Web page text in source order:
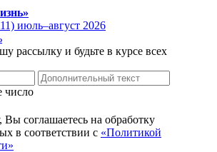
июль–август 2026
рассылку и будьте в курсе всех
число
соглашаетесь на обработку
в соответствии с «Политикой